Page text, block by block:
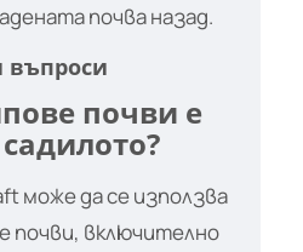
почва назад.
въпроси
почви е
може да се използва
почви, включително